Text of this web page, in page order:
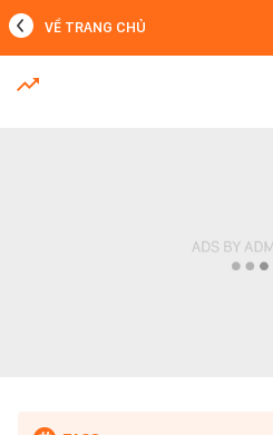
MỚI NHẤT
VỀ TRANG CHỦ